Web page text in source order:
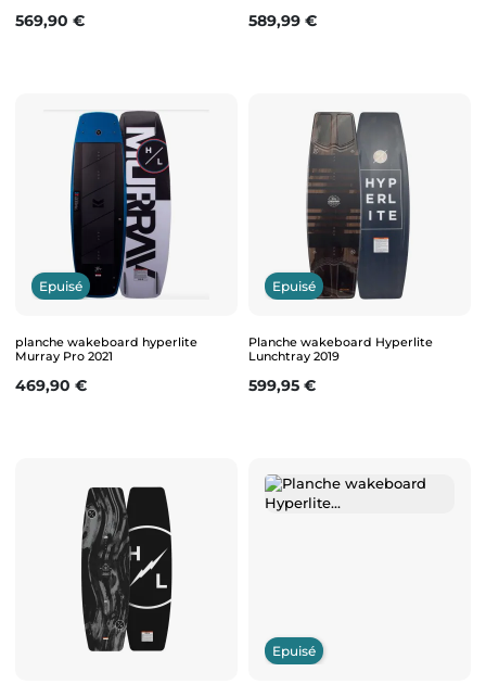
Prix
569,90 € Prix
589,99 €
Epuisé
planche wakeboard hyperlite
Murray Pro 2021
Prix
469,90 €
Epuisé
Planche wakeboard Hyperlite
Lunchtray 2019
Prix
599,95 €
Epuisé